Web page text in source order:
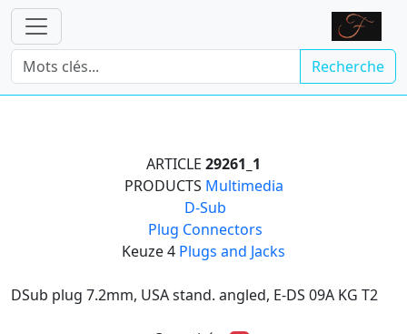
Recherche
ARTICLE 29261_1
PRODUCTS Multimedia
D-Sub
Plug Connectors
Keuze 4 Plugs and Jacks
DSub plug 7.2mm, USA stand. angled, E-DS 09A KG T2